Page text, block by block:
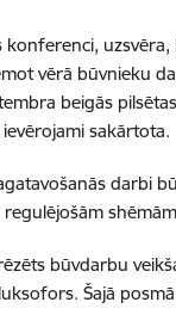
uzsvēra,
vērā būvnieku
beigās
sakārtota.
darbi
būvdarbu
Šajā